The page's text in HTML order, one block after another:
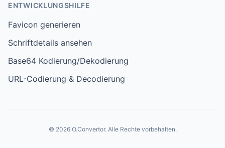
ENTWICKLUNGSHILFE
Favicon generieren
Schriftdetails ansehen
Base64 Kodierung/Dekodierung
URL-Codierung & Decodierung
© 2026 O.Convertor. Alle Rechte vorbehalten.